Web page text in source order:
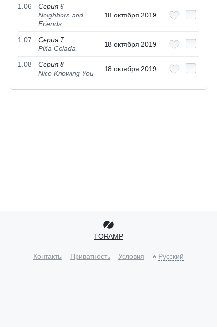
1.06
Серия 6
Neighbors and
Friends
18 октября 2019
1.07
Серия 7
Piña Colada
18 октября 2019
1.08
Серия 8
Nice Knowing You
18 октября 2019
TORAMP
Контакты Приватность Условия Русский